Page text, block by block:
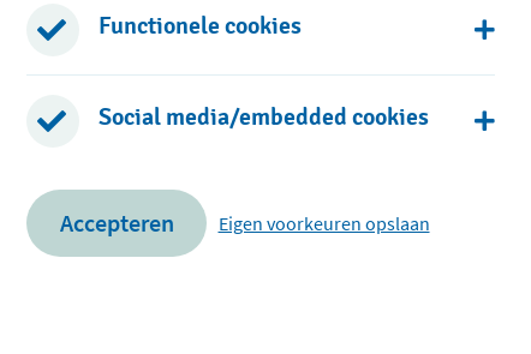
Functionele cookies
Social media/embedded cookies
Accepteren Eigen voorkeuren opslaan